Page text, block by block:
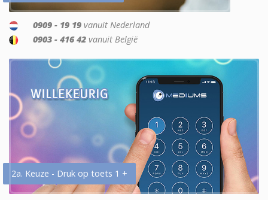
0909 - 19 19 vanuit Nederland
0903 - 416 42 vanuit België
2a. Keuze - Druk op toets 1 +